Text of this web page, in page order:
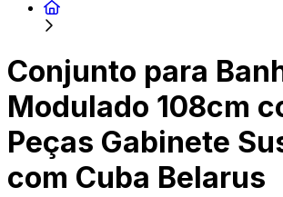
Conjunto para
Modulado 108cm
Peças Gabinete
com Cuba Belarus